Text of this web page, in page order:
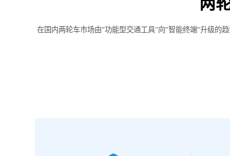
在国内两轮车市场由"功能型交通工具"向"智能终端"升级的